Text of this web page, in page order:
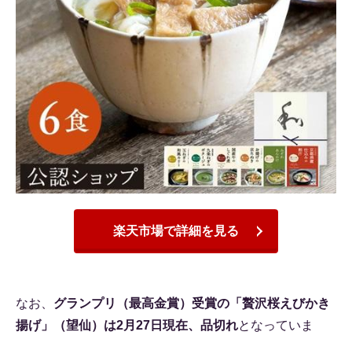
楽天市場で詳細を見る
なお、 グランプリ（最高金賞）受賞の「贅沢桜えびかき
揚げ」（望仙）は2月27日現在、品切れとなっていま